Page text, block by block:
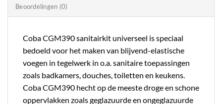
Beoordelingen (0)
Coba CGM390 sanitairkit universeel is speciaal
bedoeld voor het maken van blijvend-elastische
voegen in tegelwerk in o.a. sanitaire toepassingen
zoals badkamers, douches, toiletten en keukens.
Coba CGM390 hecht op de meeste droge en schone
oppervlakken zoals geglazuurde en ongeglazuurde